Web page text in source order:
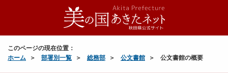
このページの現在位置：
ホーム
部署別一覧 総務部 公文書館 公文書館の概要